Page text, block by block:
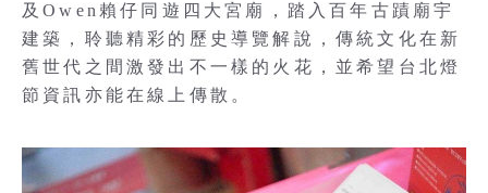
及Owen賴仔同遊四大宮廟，踏入百年古蹟廟宇
建築，聆聽精彩的歷史導覽解說，傳統文化在新
舊世代之間激發出不一樣的火花，並希望台北燈
節資訊亦能在線上傳散。